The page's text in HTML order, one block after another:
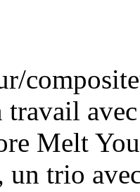
travail
Melt
un trio